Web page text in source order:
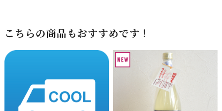
こちらの商品もおすすめです！